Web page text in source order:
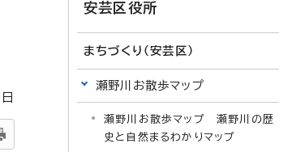
日
安芸区役所
まちづくり（安芸区）
瀬野川お散歩マップ
瀬野川お散歩マップ 瀬野川の歴
史と自然まるわかりマップ